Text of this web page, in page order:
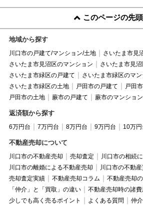
このページの先
地域から探す
川口市の戸建て/マンション/土地
さいたま市見
さいたま市見沼区のマンション
さいたま市見
さいたま市緑区の戸建て
さいたま市緑区のマ
さいたま市緑区の土地
戸田市の戸建て
戸田
戸田市の土地
蕨市の戸建て 蕨市のマンション
返済額から探す
6万円台 7万円台 8万円台 9万円台 10万円
不動産売却について
川口市の不動産売却 売却査定
川口市の相続
川口市の離婚による不動産売却
川口市の不動
売却査定実績
不動産売却コラム
不動産売却
「仲介」と「買取」の違い
不動産売却時の諸費
少しでも高く売るポイント
よくある質問 仲